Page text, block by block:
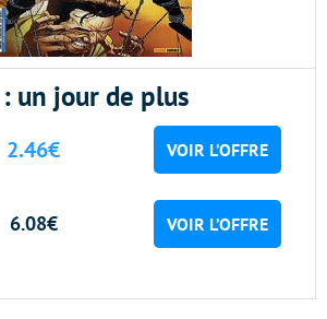
un jour de plus
2.46€ VOIR L’OFFRE
6.08€ VOIR L’OFFRE